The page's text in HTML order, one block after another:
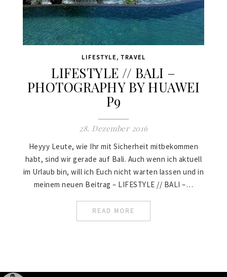
LIFESTYLE , TRAVEL
LIFESTYLE // BALI –
PHOTOGRAPHY BY HUAWEI
P9
28. Dezember 2016
Heyyy Leute, wie Ihr mit Sicherheit mitbekommen
habt, sind wir gerade auf Bali. Auch wenn ich aktuell
im Urlaub bin, will ich Euch nicht warten lassen und in
meinem neuen Beitrag – LIFESTYLE // BALI –…
READ MORE